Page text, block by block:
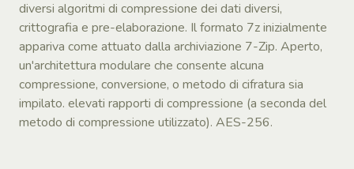
diversi algoritmi di compressione dei dati diversi,
crittografia e pre-elaborazione. Il formato 7z inizialmente
appariva come attuato dalla archiviazione 7-Zip. Aperto,
un'architettura modulare che consente alcuna
compressione, conversione, o metodo di cifratura sia
impilato. elevati rapporti di compressione (a seconda del
metodo di compressione utilizzato). AES-256.